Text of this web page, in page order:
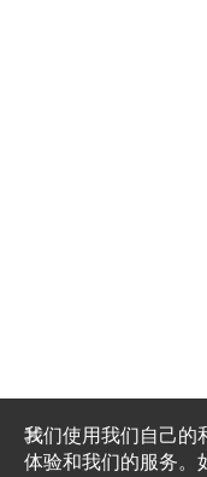
我们使用我们自己的
体验和我们的服务。